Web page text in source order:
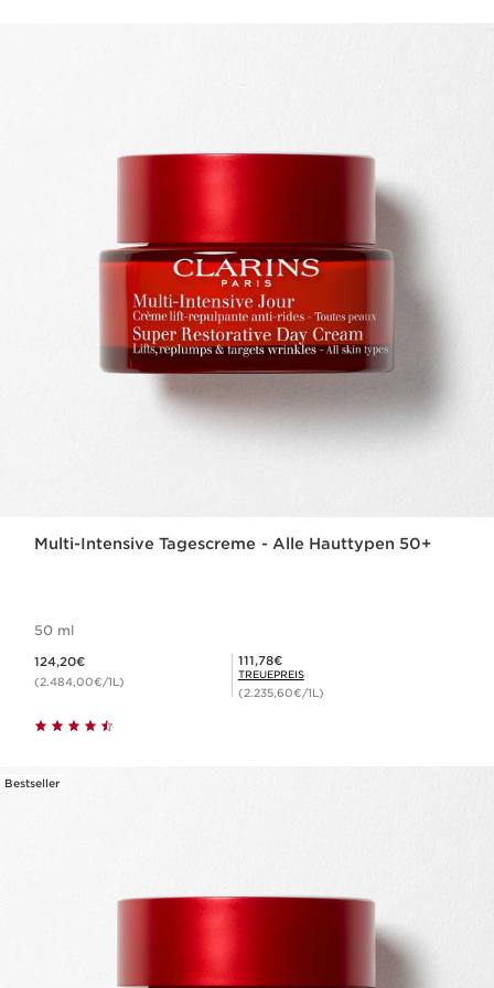
Multi-Intensive Tagescreme - Alle Hauttypen 50+
50 ml
124,20€
(2.484,00€/1L)
Mitgliederpreis 111,78€
111,78€
TREUEPREIS
(2.235,60€/1L)
Bestseller